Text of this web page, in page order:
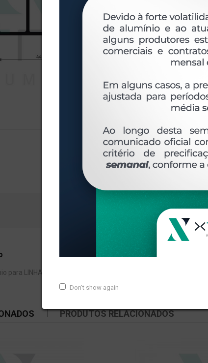
Don't show again
OVERVIEW
Perfil
Ver
Etiquetas:
DESCRIÇÃO
para LINHA 42, com peso linear de 0,858kg/m.
PRODUTOS RELACIONADOS